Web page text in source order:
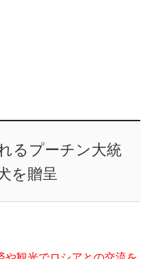
るプーチン大統
を贈呈